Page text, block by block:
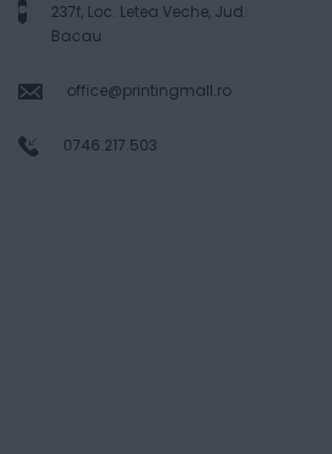
237f, Loc. Letea Veche, Jud.
Bacau
office@printingmall.ro
0746.217.503